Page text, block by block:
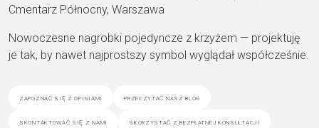
Cmentarz Północny, Warszawa
Nowoczesne nagrobki pojedyncze z krzyżem — projektuję
je tak, by nawet najprostszy symbol wyglądał współcześnie.
zapoznać się z opiniami przeczytać nasz blog
skontaktować się z nami skorzystać z bezpłatnej konsultacji